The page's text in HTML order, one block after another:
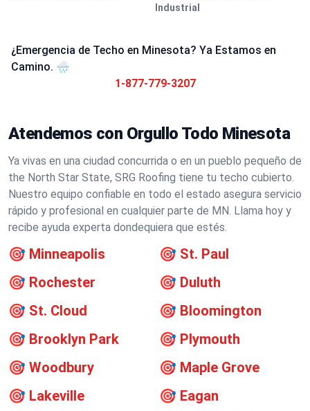
Industrial
¿Emergencia de Techo en Minesota? Ya Estamos en
Camino. 🌧️
1-877-779-3207
Atendemos con Orgullo Todo Minesota
Ya vivas en una ciudad concurrida o en un pueblo pequeño de
the North Star State, SRG Roofing tiene tu techo cubierto.
Nuestro equipo confiable en todo el estado asegura servicio
rápido y profesional en cualquier parte de MN. Llama hoy y
recibe ayuda experta dondequiera que estés.
🎯 Minneapolis 🎯 St. Paul
🎯 Rochester 🎯 Duluth
🎯 St. Cloud 🎯 Bloomington
🎯 Brooklyn Park 🎯 Plymouth
🎯 Woodbury 🎯 Maple Grove
🎯 Lakeville 🎯 Eagan